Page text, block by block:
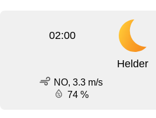
02:00
Helder
NO, 3.3 m/s
74 %